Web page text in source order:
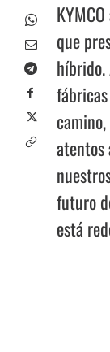
que
híbrido.
atentos
futuro
está